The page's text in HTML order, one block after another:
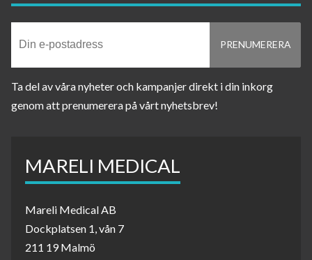
Ta del av våra nyheter och kampanjer direkt i din inkorg
genom att prenumerera på vårt nyhetsbrev!
MARELI MEDICAL
Mareli Medical AB
Dockplatsen 1, vån 7
211 19 Malmö